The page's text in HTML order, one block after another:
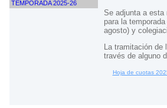
Se adjunta a
para la
agosto) y
La tramitación de
través de alguno
Hoja de cuotas